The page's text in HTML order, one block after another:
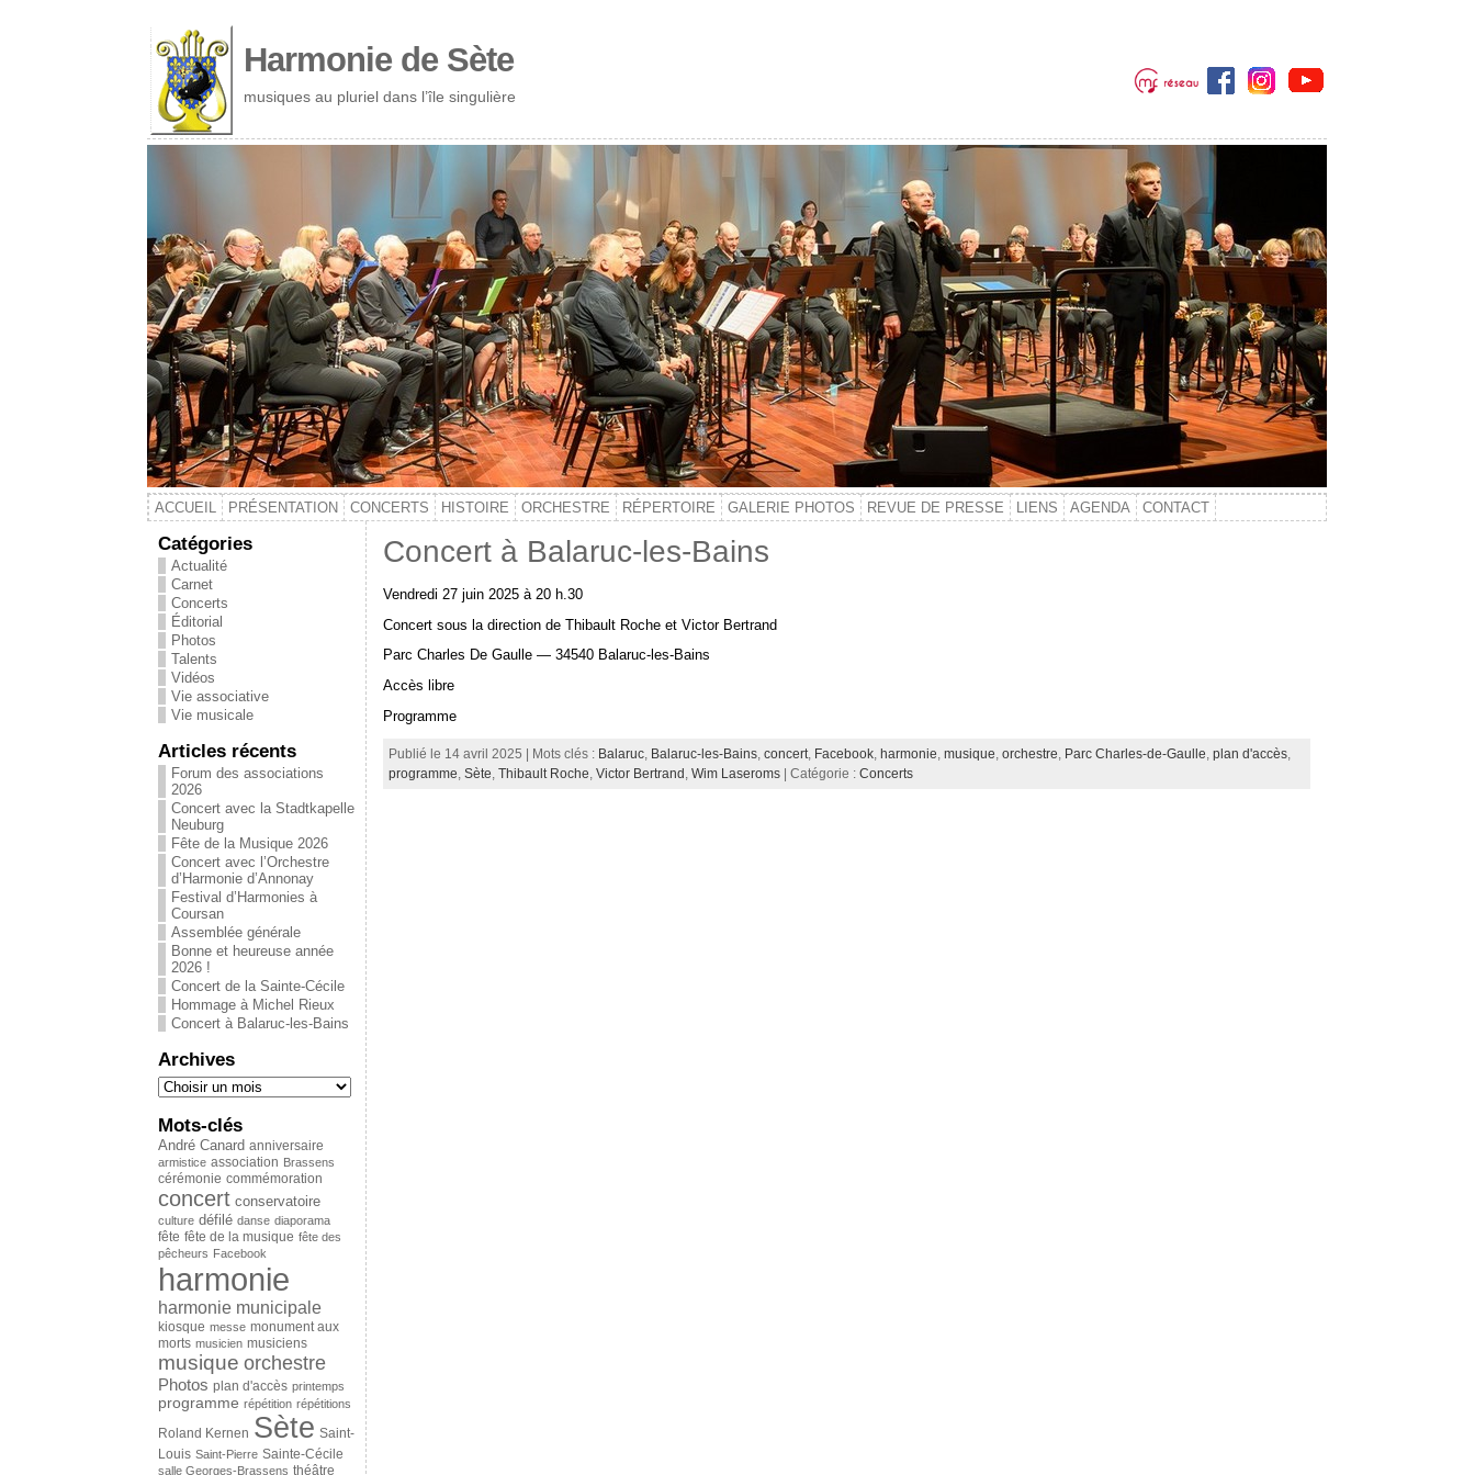
Harmonie de Sète
musiques au pluriel dans l’île singulière
ACCUEIL PRÉSENTATION CONCERTS HISTOIRE ORCHESTRE RÉPERTOIRE GALERIE PHOTOS REVUE DE PRESSE LIENS AGENDA CONTACT
Catégories
Actualité
Carnet
Concerts
Éditorial
Photos
Talents
Vidéos
Vie associative
Vie musicale
Articles récents
Forum des associations
2026
Concert avec la Stadtkapelle
Neuburg
Fête de la Musique 2026
Concert avec l’Orchestre
d’Harmonie d’Annonay
Festival d’Harmonies à
Coursan
Assemblée générale
Bonne et heureuse année
2026 !
Concert de la Sainte-Cécile
Hommage à Michel Rieux
Concert à Balaruc-les-Bains
Archives
Mots-clés
André Canard anniversaire
armistice association Brassens
cérémonie commémoration
concert conservatoire
culture défilé danse diaporama
fête fête de la musique fête des
pêcheurs Facebook
harmonie
harmonie municipale
kiosque messe monument aux
morts musicien musiciens
musique orchestre
Photos plan d'accès printemps
programme répétition répétitions
Roland Kernen Sète Saint-
Louis Saint-Pierre Sainte-Cécile
salle Georges-Brassens théâtre
Concert à Balaruc-les-Bains
Vendredi 27 juin 2025 à 20 h.30
Concert sous la direction de Thibault Roche et Victor Bertrand
Parc Charles De Gaulle — 34540 Balaruc-les-Bains
Accès libre
Programme
Publié le 14 avril 2025 | Mots clés : Balaruc Balaruc-les-Bains ,concert Facebook harmonie ,musique ,orchestre Parc Charles-de-Gaulle ,plan d'accès
programme ,Sète ,Thibault Roche ,Victor Bertrand ,Wim Laseroms | Catégorie :Concerts